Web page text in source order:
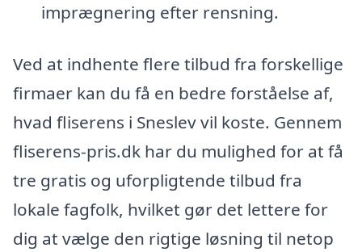
imprægnering efter rensning.
Ved at indhente flere tilbud fra forskellige
firmaer kan du få en bedre forståelse af,
hvad fliserens i Sneslev vil koste. Gennem
fliserens-pris.dk har du mulighed for at få
tre gratis og uforpligtende tilbud fra
lokale fagfolk, hvilket gør det lettere for
dig at vælge den rigtige løsning til netop